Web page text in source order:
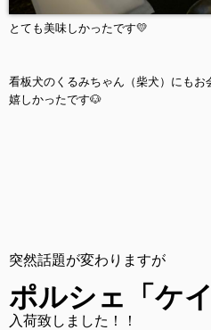
とても美味しかったです💛
看板犬のくるみちゃん（柴犬）にもお
嬉しかったです🐶
突然話題が変わりますが
ポルシェ「ケ
入荷致しました！！